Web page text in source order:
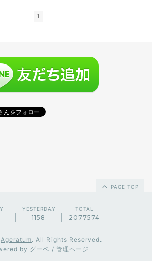
1
PAGE TOP
YESTERDAY
1158
TOTAL
2077574
Ageratum. All Rights Reserved.
by グーペ / 管理ページ